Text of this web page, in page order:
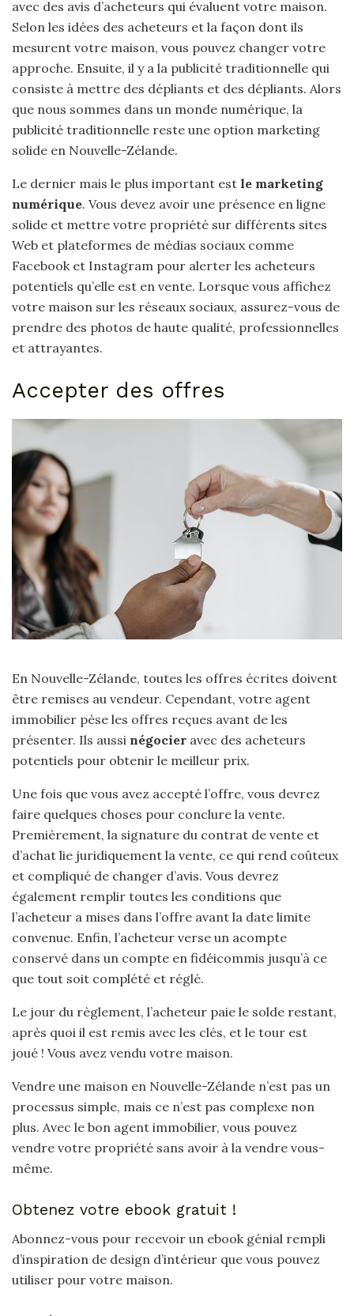
avec des avis d’acheteurs qui évaluent votre maison.
Selon les idées des acheteurs et la façon dont ils
mesurent votre maison, vous pouvez changer votre
approche. Ensuite, il y a la publicité traditionnelle qui
consiste à mettre des dépliants et des dépliants. Alors
que nous sommes dans un monde numérique, la
publicité traditionnelle reste une option marketing
solide en Nouvelle-Zélande.
Le dernier mais le plus important est le marketing
numérique. Vous devez avoir une présence en ligne
solide et mettre votre propriété sur différents sites
Web et plateformes de médias sociaux comme
Facebook et Instagram pour alerter les acheteurs
potentiels qu’elle est en vente. Lorsque vous affichez
votre maison sur les réseaux sociaux, assurez-vous de
prendre des photos de haute qualité, professionnelles
et attrayantes.
Accepter des offres
En Nouvelle-Zélande, toutes les offres écrites doivent
être remises au vendeur. Cependant, votre agent
immobilier pèse les offres reçues avant de les
présenter. Ils aussi négocier avec des acheteurs
potentiels pour obtenir le meilleur prix.
Une fois que vous avez accepté l’offre, vous devrez
faire quelques choses pour conclure la vente.
Premièrement, la signature du contrat de vente et
d’achat lie juridiquement la vente, ce qui rend coûteux
et compliqué de changer d’avis. Vous devrez
également remplir toutes les conditions que
l’acheteur a mises dans l’offre avant la date limite
convenue. Enfin, l’acheteur verse un acompte
conservé dans un compte en fidéicommis jusqu’à ce
que tout soit complété et réglé.
Le jour du règlement, l’acheteur paie le solde restant,
après quoi il est remis avec les clés, et le tour est
joué ! Vous avez vendu votre maison.
Vendre une maison en Nouvelle-Zélande n’est pas un
processus simple, mais ce n’est pas complexe non
plus. Avec le bon agent immobilier, vous pouvez
vendre votre propriété sans avoir à la vendre vous-
même.
Obtenez votre ebook gratuit !
Abonnez-vous pour recevoir un ebook génial rempli
d’inspiration de design d’intérieur que vous pouvez
utiliser pour votre maison.